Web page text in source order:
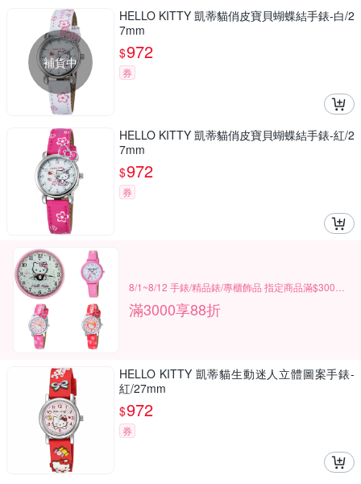
補貨中
HELLO KITTY 凱蒂貓俏皮寶貝蝴蝶結手錶-白/2
7mm
$972
券
HELLO KITTY 凱蒂貓俏皮寶貝蝴蝶結手錶-紅/2
7mm
$972
券
滿3000享88折
HELLO KITTY 凱蒂貓生動迷人立體圖案手錶-
紅/27mm
$972
券